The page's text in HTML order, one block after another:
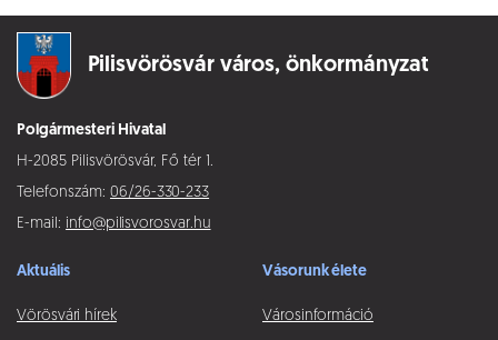
Pilisvörösvár város, önkormányzat
Polgármesteri Hivatal
H-2085 Pilisvörösvár, Fő tér 1.
Telefonszám: 06/26-330-233
E-mail: info@pilisvorosvar.hu
Aktuális
Vörösvári hírek
Vásorunk élete
Városinformáció